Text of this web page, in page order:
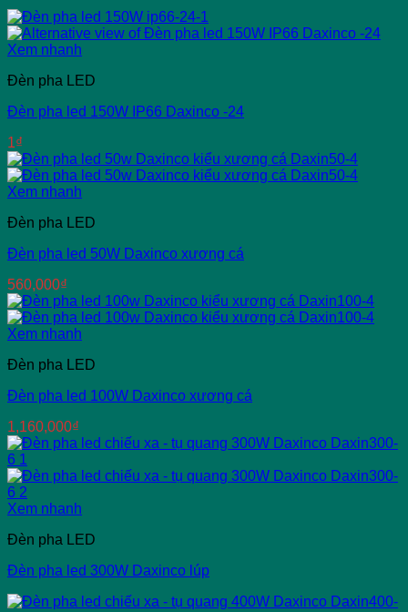
Xem nhanh
Đèn pha LED
Đèn pha led 150W IP66 Daxinco -24
1₫
Xem nhanh
Đèn pha LED
Đèn pha led 50W Daxinco xương cá
560,000₫
Xem nhanh
Đèn pha LED
Đèn pha led 100W Daxinco xương cá
1,160,000₫
Xem nhanh
Đèn pha LED
Đèn pha led 300W Daxinco lúp